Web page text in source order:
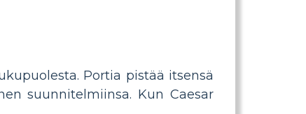
Portia pistää itsensä
suunnitelmiinsa. Kun Caesar